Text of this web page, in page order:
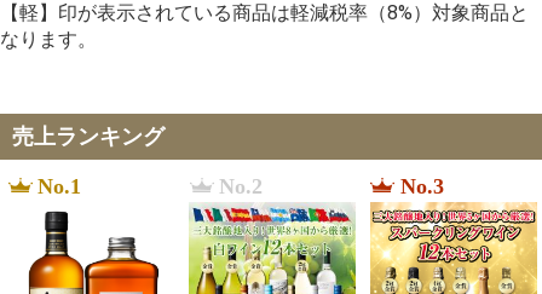
【軽】印が表示されている商品は軽減税率（8%）対象商品と
なります。
売上ランキング
No.1 No.2 No.3